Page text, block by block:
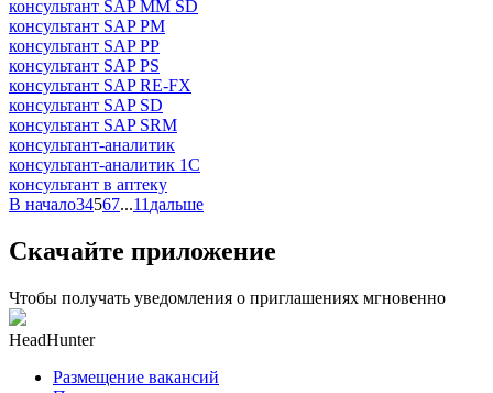
консультант SAP MM SD
консультант SAP PM
консультант SAP PP
консультант SAP PS
консультант SAP RE-FX
консультант SAP SD
консультант SAP SRM
консультант-аналитик
консультант-аналитик 1С
консультант в аптеку
В начало34567...11 дальше
Скачайте приложение
Чтобы получать уведомления о приглашениях мгновенно
HeadHunter
Размещение вакансий